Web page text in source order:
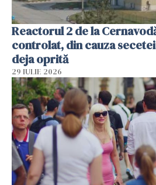
Reactorul 2 de la
controlat, din cauza
deja oprită
29 IULIE 2026